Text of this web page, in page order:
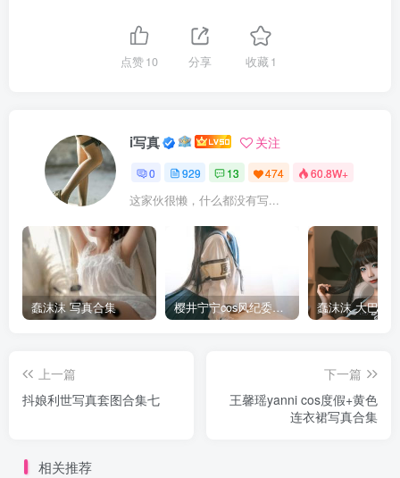
点赞10 分享 收藏1
i写真 关注
0 929 13 474 60.8W+
这家伙很懒，什么都没有写...
蠢沫沫 写真合集 樱井宁宁cos风纪委员写真套图
上一篇
抖娘利世写真套图合集七
下一篇
王馨瑶yanni cos度假+黄色
连衣裙写真合集
相关推荐